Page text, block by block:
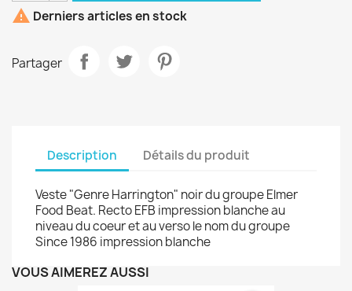
 Derniers articles en stock
Partager
Description Détails du produit
Veste "Genre Harrington" noir du groupe Elmer
Food Beat. Recto EFB impression blanche au
niveau du coeur et au verso le nom du groupe
Since 1986 impression blanche
VOUS AIMEREZ AUSSI